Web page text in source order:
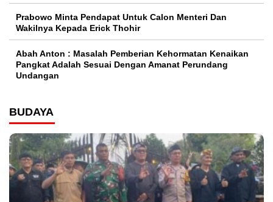
Prabowo Minta Pendapat Untuk Calon Menteri Dan
Wakilnya Kepada Erick Thohir
Abah Anton : Masalah Pemberian Kehormatan Kenaikan
Pangkat Adalah Sesuai Dengan Amanat Perundang
Undangan
BUDAYA